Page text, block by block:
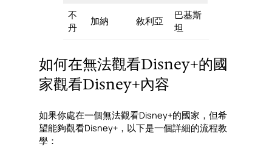
不
丹
加納 敘利亞
巴基斯
坦
如何在無法觀看Disney+的國
家觀看Disney+內容
如果你處在一個無法觀看Disney+的國家，但希
望能夠觀看Disney+，以下是一個詳細的流程教
學：